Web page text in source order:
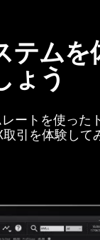
テムを
ょう
ートを使った
引を体験して